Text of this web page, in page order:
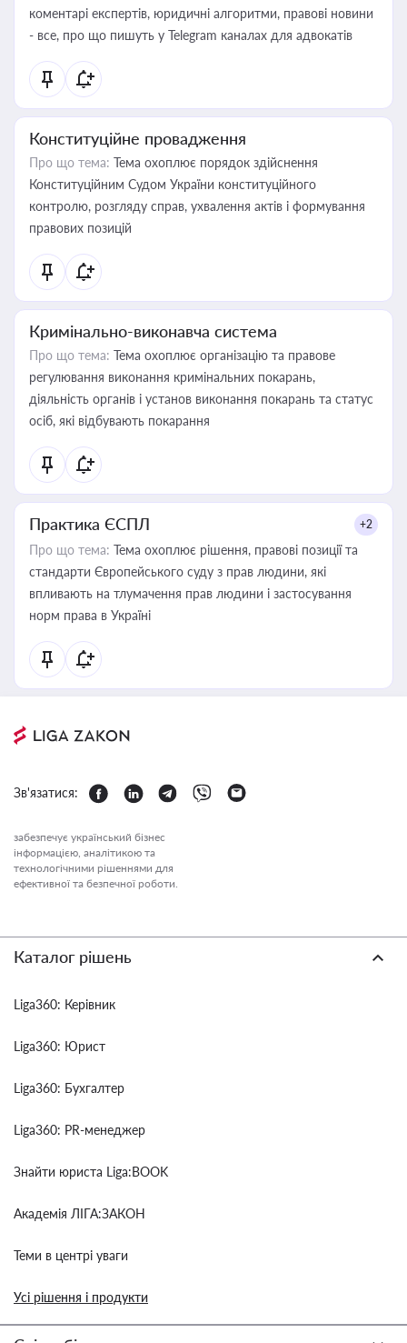
коментарі експертів, юридичні алгоритми, правові новини
- все, про що пишуть у Telegram каналах для адвокатів
Конституційне провадження
Про що тема: Тема охоплює порядок здійснення
Конституційним Судом України конституційного
контролю, розгляду справ, ухвалення актів і формування
правових позицій
Кримінально-виконавча система
Про що тема: Тема охоплює організацію та правове
регулювання виконання кримінальних покарань,
діяльність органів і установ виконання покарань та статус
осіб, які відбувають покарання
Практика ЄСПЛ +2
Про що тема: Тема охоплює рішення, правові позиції та
стандарти Європейського суду з прав людини, які
впливають на тлумачення прав людини і застосування
норм права в Україні
Зв'язатися:
забезпечує український бізнес
інформацією, аналітикою та
технологічними рішеннями для
ефективної та безпечної роботи.
Каталог рішень
Liga360: Керівник
Liga360: Юрист
Liga360: Бухгалтер
Liga360: PR-менеджер
Знайти юриста Liga:BOOK
Академія ЛІГА:ЗАКОН
Теми в центрі уваги
Усі рішення і продукти